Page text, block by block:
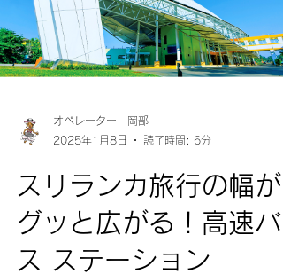
オペレーター 岡部
2025年1月8日
読了時間: 6分
スリランカ旅行の幅が
グッと広がる！高速バ
ス ステーション